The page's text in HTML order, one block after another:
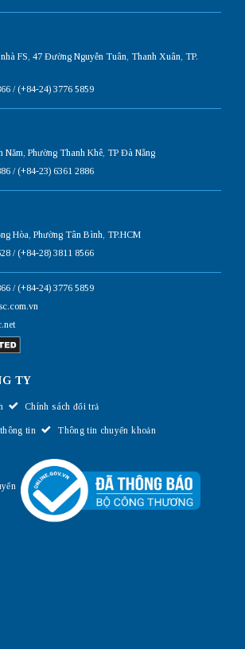
FS, 47 Đường Nguyễn Tuân, Thanh Xuân, TP.
/ (+84-24) 3776 5859
Năm, Phường Thanh Khê, TP Đà Nẵng
/ (+84-23) 6361 2886
Hòa, Phường Tân Bình, TP.HCM
/ (+84-28) 3811 8566
/ (+84-24) 3776 5859
TY
Chính sách đổi trả
tin Thông tin chuyển khoản